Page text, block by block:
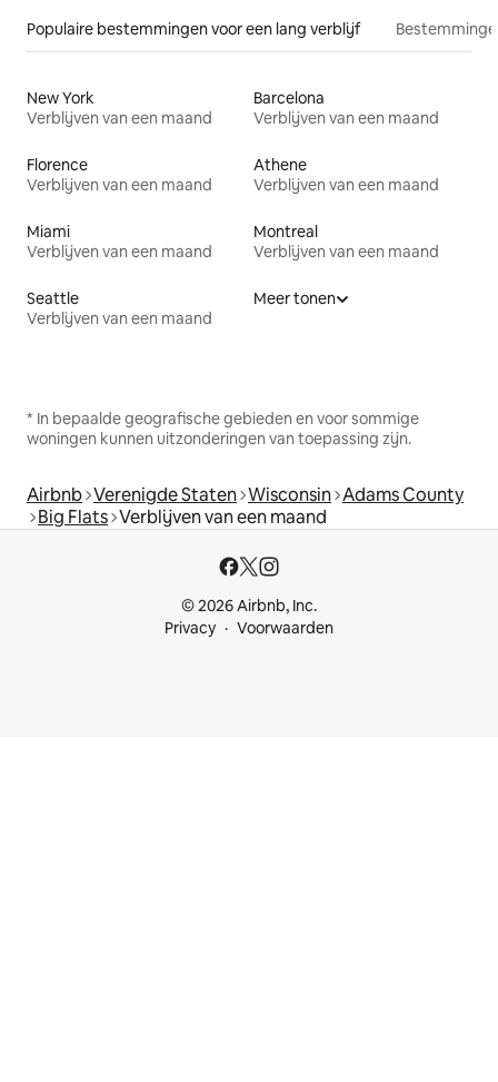
Populaire bestemmingen voor een lang verblijf
New York
Verblijven van een maand
Barcelona
Verblijven van een maand
Florence
Verblijven van een maand
Athene
Verblijven van een maand
Miami
Verblijven van een maand
Montreal
Verblijven van een maand
Seattle
Verblijven van een maand
Meer tonen
* In bepaalde geografische gebieden en voor sommige
woningen kunnen uitzonderingen van toepassing zijn.
Airbnb Verenigde Staten Wisconsin Adams County
Big Flats Verblijven van een maand
© 2026 Airbnb, Inc.
Privacy
Voorwaarden